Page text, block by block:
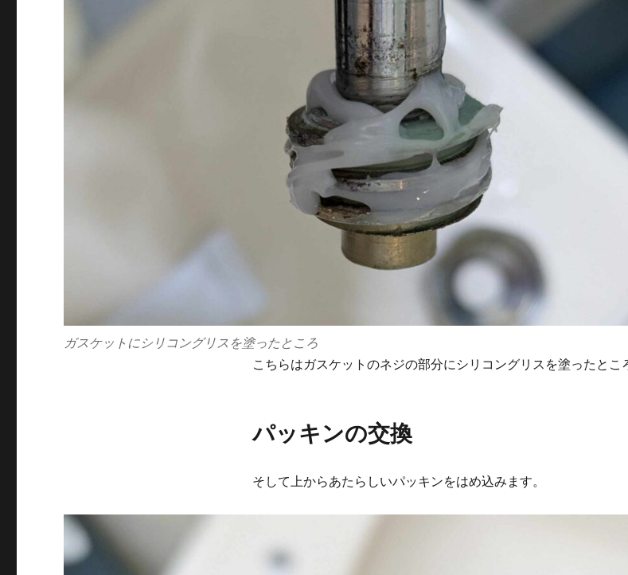
ガスケットにシリコングリスを塗ったところ
こちらはガスケットのネジの部分にシリコングリスを塗ったとこ
パッキンの交換
そして上からあたらしいパッキンをはめ込みます。